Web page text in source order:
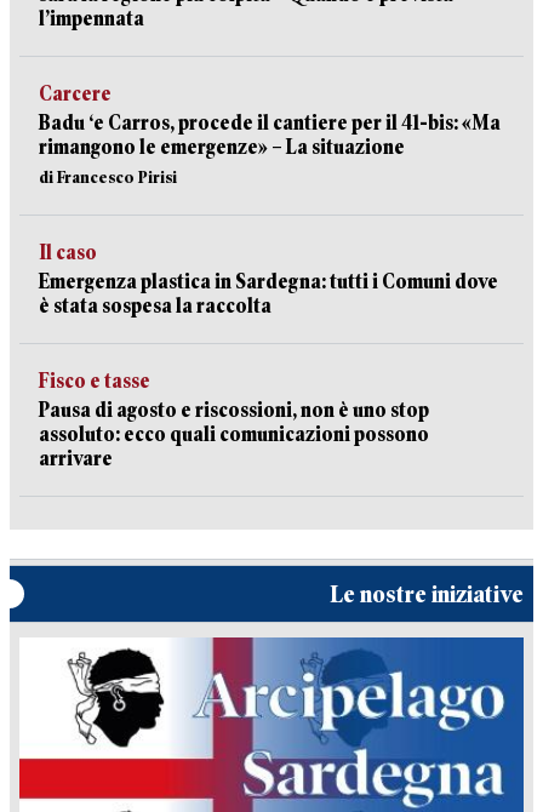
l’impennata
Carcere
Badu ‘e Carros, procede il cantiere per il 41-bis: «Ma
rimangono le emergenze» – La situazione
di Francesco Pirisi
Il caso
Emergenza plastica in Sardegna: tutti i Comuni dove
è stata sospesa la raccolta
Fisco e tasse
Pausa di agosto e riscossioni, non è uno stop
assoluto: ecco quali comunicazioni possono
arrivare
Le nostre iniziative